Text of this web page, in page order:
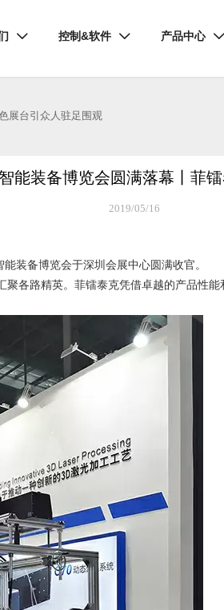
 控制&软件  产品中心 
展台引众人驻足围观
能装备博览会圆满落幕丨菲
2019/05/16
装备博览会于深圳会展中心圆满收官。
各路精英。菲镭泰克凭借卓越的产品性